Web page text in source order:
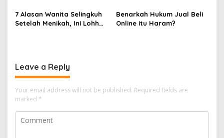
o
7 Alasan Wanita Selingkuh
Setelah Menikah, Ini Lohh
Benarkah Hukum Jual Beli
Online itu Haram?
Leave a Reply
Your email address will not be published. Required fields are
marked *